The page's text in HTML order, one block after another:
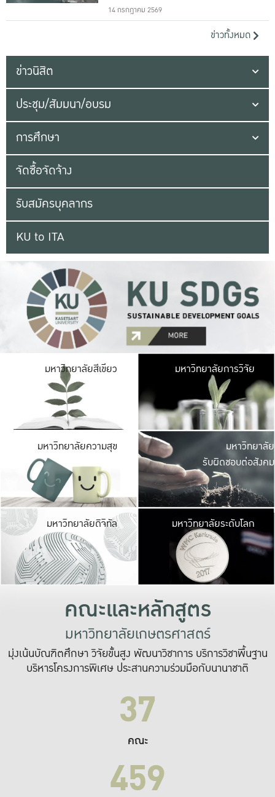
14 กรกฎาคม 2569
ข่าวทั้งหมด
ข่าวนิสิต
ประชุม/สัมมนา/อบรม
การศึกษา
จัดซื้อจัดจ้าง
รับสมัครบุคลากร
KU to ITA
มหาวิทยาลัยสีเขียว มหาวิ
มีพื้นที่เขียวสดใส
เป็นป่าในเมือง เกษต
มหาวิทยาลัยการวิจัย
มหาวิทยาลัยความสุข มหาวิ
ค
เปิดประ
และพบเรื่องราวใ
มหาวิทยาลัย
รับผิดชอบต่อสังคม
มหาวิทยาลัยดิจิทัล มหาวิ
เปลี่ยนแปลง แล
เพื่อทำง
ระบบสารสนเทศ
มหาวิทยาลัยระดับโลก
คณะและหลักสูตร
มหาวิทยาลัยเกษตรศาสตร์
มุ่งเน้นบัณฑิตศึกษา วิจัยขั้นสูง พัฒนาวิชาการ บริการวิชาพื้นฐาน
บริหารโครงการพิเศษ ประสานความร่วมมือกับนานาชาติ
37
คณะ
459